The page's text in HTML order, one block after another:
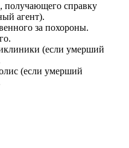
получающего справку
агент).
за похороны.
(если умерший
(если умерший